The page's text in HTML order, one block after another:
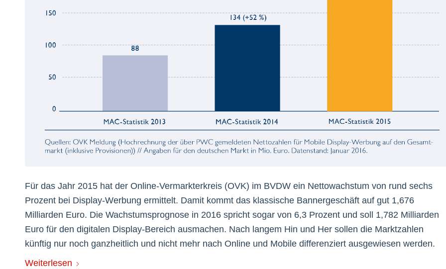
Für das Jahr 2015 hat der Online-Vermarkterkreis (OVK) im BVDW ein Nettowachstum von rund sechs
Prozent bei Display-Werbung ermittelt. Damit kommt das klassische Bannergeschäft auf gut 1,676
Milliarden Euro. Die Wachstumsprognose in 2016 spricht sogar von 6,3 Prozent und soll 1,782 Milliarden
Euro für den digitalen Display-Bereich ausmachen. Nach langem Hin und Her sollen die Marktzahlen
künftig nur noch ganzheitlich und nicht mehr nach Online und Mobile differenziert ausgewiesen werden.
Weiterlesen